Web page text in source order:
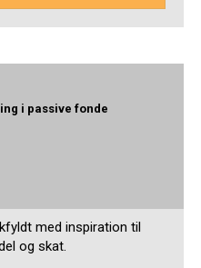
i passive fonde
med inspiration til
og skat.